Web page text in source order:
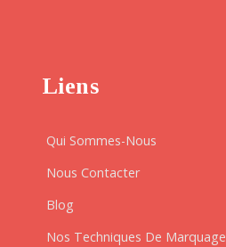
Liens
Qui Sommes-Nous
Nous Contacter
Blog
Nos Techniques De Marquage